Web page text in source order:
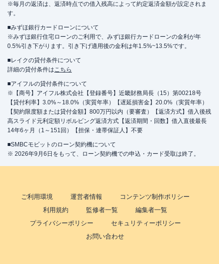
※毎月の返済は、返済時点での借入残高によって約定返済金額が設定されま
す。
■みずほ銀行カードローンについて
※みずほ銀行住宅ローンのご利用で、みずほ銀行カードローンの金利が年
0.5%引き下がります。引き下げ適用後の金利は年1.5%~13.5%です。
■レイクの貸付条件について
詳細の貸付条件はこちら
■アイフルの貸付条件について
※【商号】アイフル株式会社【登録番号】近畿財務局長（15）第00218号
【貸付利率】3.0%～18.0%（実質年率）【遅延損害金】20.0%（実質年率）
【契約限度額または貸付金額】800万円以内（要審査）【返済方式】借入後残
高スライド元利定額リボルビング返済方式【返済期間・回数】借入直後最長
14年6ヶ月（1～151回）【担保・連帯保証人】不要
■SMBCモビットのローン契約機について
※ 2026年9月6日をもって、ローン契約機での申込・カード受取は終了。
ご利用環境 運営者情報
コンテンツ制作ポリシー
利用規約
監修者一覧
編集者一覧
プライバシーポリシー
セキュリティーポリシー
お問い合わせ